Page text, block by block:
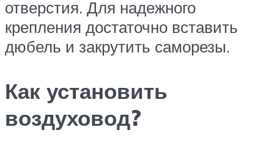
отверстия. Для надежного
крепления достаточно вставить
дюбель и закрутить саморезы.
Как установить
воздуховод?